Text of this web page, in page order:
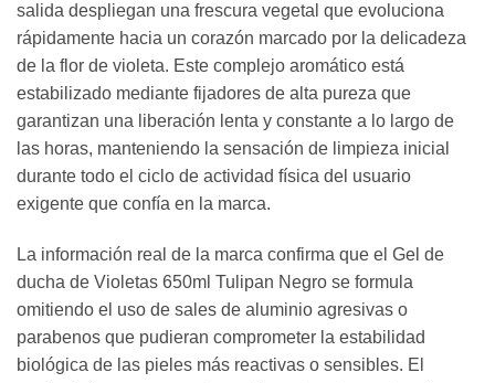
salida despliegan una frescura vegetal que evoluciona
rápidamente hacia un corazón marcado por la delicadeza
de la flor de violeta. Este complejo aromático está
estabilizado mediante fijadores de alta pureza que
garantizan una liberación lenta y constante a lo largo de
las horas, manteniendo la sensación de limpieza inicial
durante todo el ciclo de actividad física del usuario
exigente que confía en la marca.
La información real de la marca confirma que el Gel de
ducha de Violetas 650ml Tulipan Negro se formula
omitiendo el uso de sales de aluminio agresivas o
parabenos que pudieran comprometer la estabilidad
biológica de las pieles más reactivas o sensibles. El